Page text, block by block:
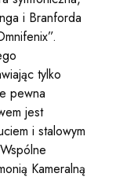
i Branforda
tylko
pewna
jest
i stalowym
Kameralną